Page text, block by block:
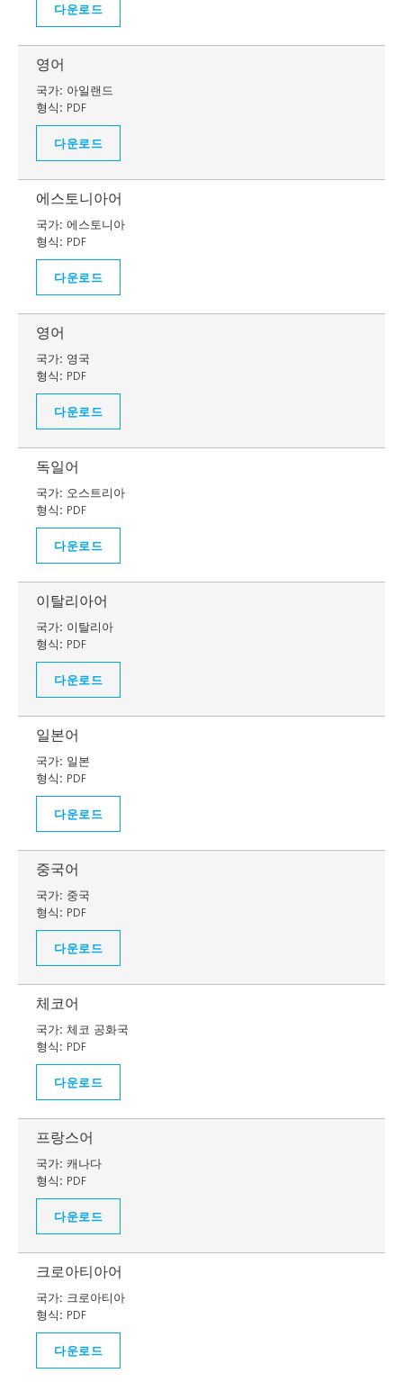
다운로드
영어
국가: 아일랜드
형식: PDF
다운로드
에스토니아어
국가: 에스토니아
형식: PDF
다운로드
영어
국가: 영국
형식: PDF
다운로드
독일어
국가: 오스트리아
형식: PDF
다운로드
이탈리아어
국가: 이탈리아
형식: PDF
다운로드
일본어
국가: 일본
형식: PDF
다운로드
중국어
국가: 중국
형식: PDF
다운로드
체코어
국가: 체코 공화국
형식: PDF
다운로드
프랑스어
국가: 캐나다
형식: PDF
다운로드
크로아티아어
국가: 크로아티아
형식: PDF
다운로드